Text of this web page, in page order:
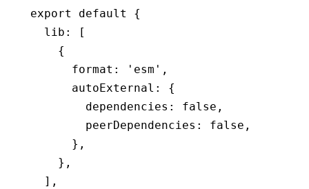
export default
{
  lib
:
[
    {
      format
: 'esm' ,
      autoExternal
:
{
        dependencies
: false ,
        peerDependencies
: false ,
      }
,
    }
,
  ]
,